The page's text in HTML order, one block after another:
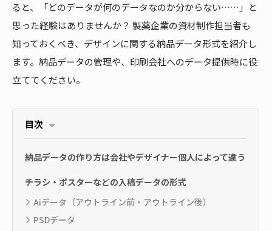
ると、「どのデータが何のデータなのか分からない……」と
思った経験はありませんか？ 製薬企業の資材制作担当者も
知っておくべき、デザインに関する納品データ形式を紹介し
ます。納品データの管理や、印刷会社へのデータ提供時に役
立ててください。
目次
納品データの作り方は会社やデザイナー個人によって違う
チラシ・ポスターなどの入稿データの形式
Aiデータ（アウトライン前・アウトライン後）
PSDデータ